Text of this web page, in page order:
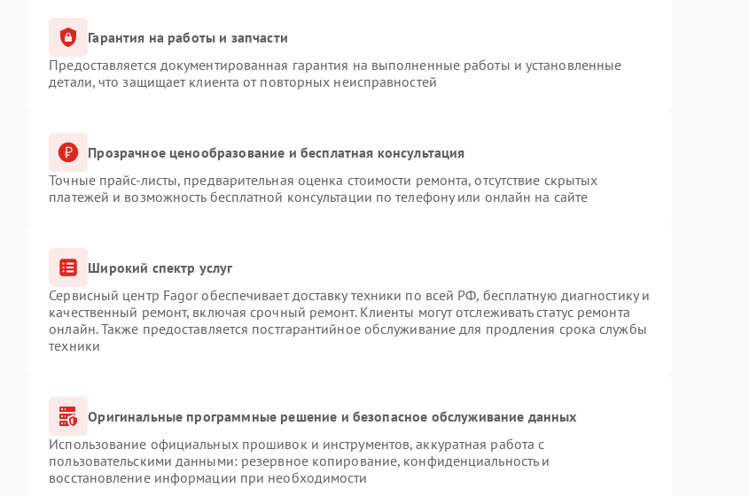
Гарантия на работы и запчасти
Предоставляется документированная гарантия на выполненные работы и установленные
детали, что защищает клиента от повторных неисправностей
Прозрачное ценообразование и бесплатная консультация
Точные прайс-листы, предварительная оценка стоимости ремонта, отсутствие скрытых
платежей и возможность бесплатной консультации по телефону или онлайн на сайте
Широкий спектр услуг
Сервисный центр Fagor обеспечивает доставку техники по всей РФ, бесплатную диагностику и
качественный ремонт, включая срочный ремонт. Клиенты могут отслеживать статус ремонта
онлайн. Также предоставляется постгарантийное обслуживание для продления срока службы
техники
Оригинальные программные решение и безопасное обслуживание данных
Использование официальных прошивок и инструментов, аккуратная работа с
пользовательскими данными: резервное копирование, конфиденциальность и
восстановление информации при необходимости